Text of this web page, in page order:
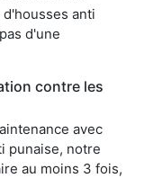
anti
d'une
contre les
avec
punaise, notre
au moins 3 fois,